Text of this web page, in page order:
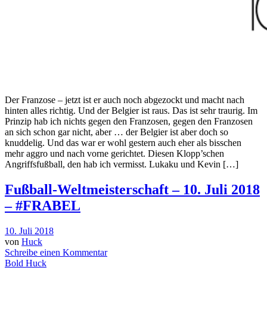
Der Franzose – jetzt ist er auch noch abgezockt und macht nach
hinten alles richtig. Und der Belgier ist raus. Das ist sehr traurig. Im
Prinzip hab ich nichts gegen den Franzosen, gegen den Franzosen
an sich schon gar nicht, aber … der Belgier ist aber doch so
knuddelig. Und das war er wohl gestern auch eher als bisschen
mehr aggro und nach vorne gerichtet. Diesen Klopp’schen
Angriffsfußball, den hab ich vermisst. Lukaku und Kevin […]
Fußball-Weltmeisterschaft – 10. Juli 2018
– #FRABEL
10. Juli 2018
von Huck
Schreibe einen Kommentar
Bold Huck